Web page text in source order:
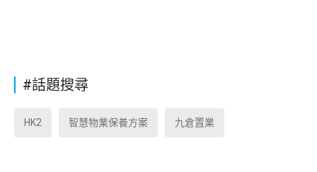
#話題搜尋
HK2 智慧物業保養方案 九倉置業